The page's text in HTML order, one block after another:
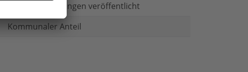
Firmenbeteiligungen veröffentlicht
Kommunaler Anteil